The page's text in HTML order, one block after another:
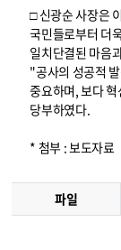
□ 신광순 사장은
국민들로부터 더
일치단결된 마음
"공사의 성공적
중요하며, 보다
당부하였다.
* 첨부 : 보도자료
파일